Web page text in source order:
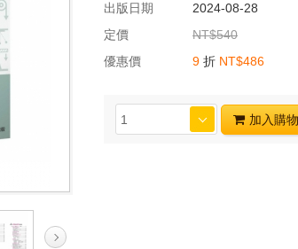
出版日期
2024-08-28
定價
NT$540
優惠價
9 折 NT$486
加入購